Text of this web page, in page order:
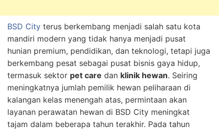
BSD City terus berkembang menjadi salah satu kota
mandiri modern yang tidak hanya menjadi pusat
hunian premium, pendidikan, dan teknologi, tetapi juga
berkembang pesat sebagai pusat bisnis gaya hidup,
termasuk sektor pet care dan klinik hewan. Seiring
meningkatnya jumlah pemilik hewan peliharaan di
kalangan kelas menengah atas, permintaan akan
layanan perawatan hewan di BSD City meningkat
tajam dalam beberapa tahun terakhir. Pada tahun